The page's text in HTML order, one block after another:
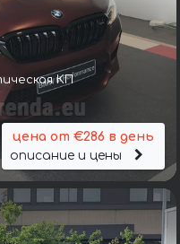
КП
цена от €286 в день
описание и цены